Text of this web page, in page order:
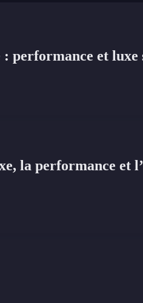
: performance et
la performance et